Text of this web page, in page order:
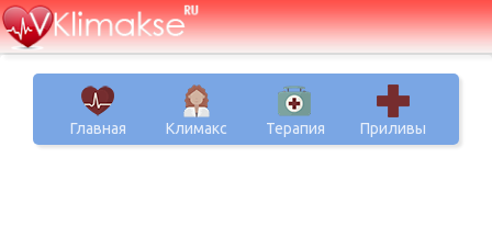
Главная Климакс Терапия Приливы